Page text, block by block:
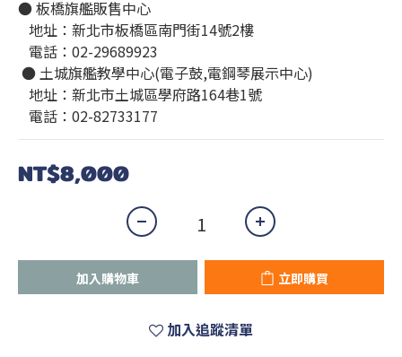
● 板橋旗艦販售中心
   地址：新北市板橋區南門街14號2樓
   電話：02-29689923
● 土城旗艦教學中心(電子鼓,電鋼琴展示中心)
   地址：新北市土城區學府路164巷1號
   電話：02-82733177
NT$8,000
加入購物車 立即購買
加入追蹤清單